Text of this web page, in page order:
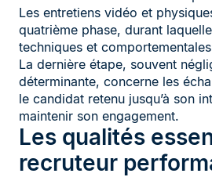
Les entretiens vidéo et
quatrième phase, durant
techniques et
La dernière étape, souvent
déterminante, concerne les
le candidat retenu jusqu’à son
maintenir son engagement.
Les qualités
recruteur